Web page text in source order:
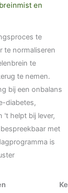
en
te
te normaliseren
te
te nemen.
bij een onbalans
diabetes,
't helpt bij lever,
met
is